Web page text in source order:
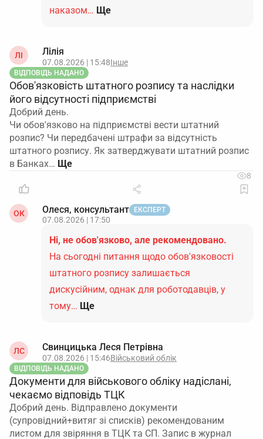
наказом… Ще
ЛІ Лілія
07.08.2026 | 15:48Інше
ВІДПОВІДЬ НАДАНО
Обов'язковість штатного розпису та наслідки
його відсутності підприємстві
Добрий день.
Чи обов'язково на підприємстві вести штатний
розпис? Чи передбачені штрафи за відсутність
штатного розпису. Як затверджувати штатний розпис
в Банках…
8
ОК Олеся, консультант ЕКСПЕРТ
07.08.2026 | 17:50
Ні, не обов'язково, але рекомендовано.
На сьогодні питання щодо обов'язковості
штатного розпису залишається
дискусійним, однак для роботодавців, у
тому… Ще
ЛС Свинцицька Леся Петрівна
07.08.2026 | 15:46Військовий облік
ВІДПОВІДЬ НАДАНО
Документи для військового обліку надіслані,
чекаємо відповідь ТЦК
Добрий день. Відправлено документи
(супровідний+витяг зі списків) рекомендованим
листом для звіряння в ТЦК та СП. Запис в журнал